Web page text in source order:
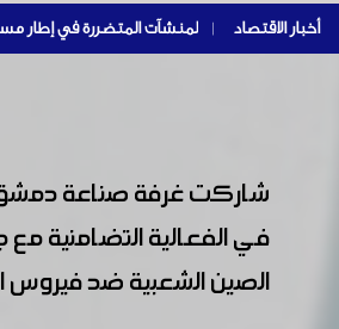
أخبار الاقتصاد |
شاركت غرفة صناعة
في الفعالية التضامنية
الصين الشعبية ضد فيروس